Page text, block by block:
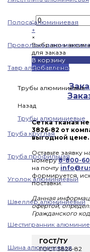
Полоса алюминиевая
Проволока
Тавр алюминиевый
Трубы алюминиевые
Назад
Трубы алюминиевые
Труба круглая
Труба профильная
Уголок алюминиевый
Швеллер алюминиевый
Шестигранник
Шина алюминиевая
-
+
×
Выбрано
для заказа
В корзину
Добавлено
Сетка тканая
3826-82 от
выгодной цене.
Оставьте заявку
номеру8-800-
на почту
формируется,
поставки.
Данная
офертой,
Гражданского
ГОСТ/ТУ
ГОСТ 3826-82